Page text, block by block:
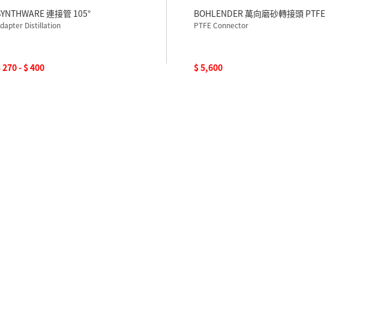
連接管 105°
Distillation
270 - $ 400
BOHLENDER 萬向磨砂轉接頭 PTFE
PTFE Connector
$ 5,600